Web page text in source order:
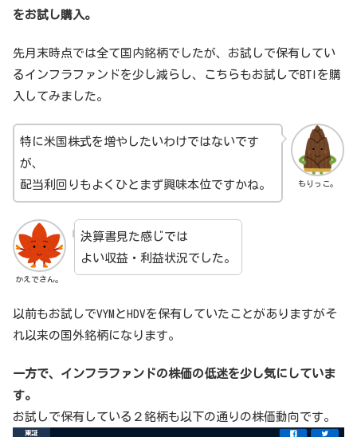
をお試し購入。
先月末時点では全て国内銘柄でしたが、お試しで保有してい
るインフラファンドを少し減らし、こちらもお試しでBTIを購
入してみました。
もりっこ。
特に米国株式を増やしたいわけではないです
が、
配当利回りもよくひとまず興味本位ですかね。
かえでさん。
決算書見た感じでは
よい収益・利益状況でした。
以前もお試しでVYMとHDVを保有していたことがありますがそ
れ以来の国外銘柄になります。
一方で、インフラファンドの株価の低迷を少し気にしていま
す。
お試しで保有している２銘柄も以下の通りの株価動向です。